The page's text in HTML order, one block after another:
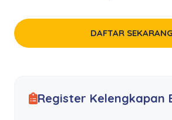
DAFTAR SEKARANG
Register Kelengkapan